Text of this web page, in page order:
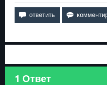
1 Ответ